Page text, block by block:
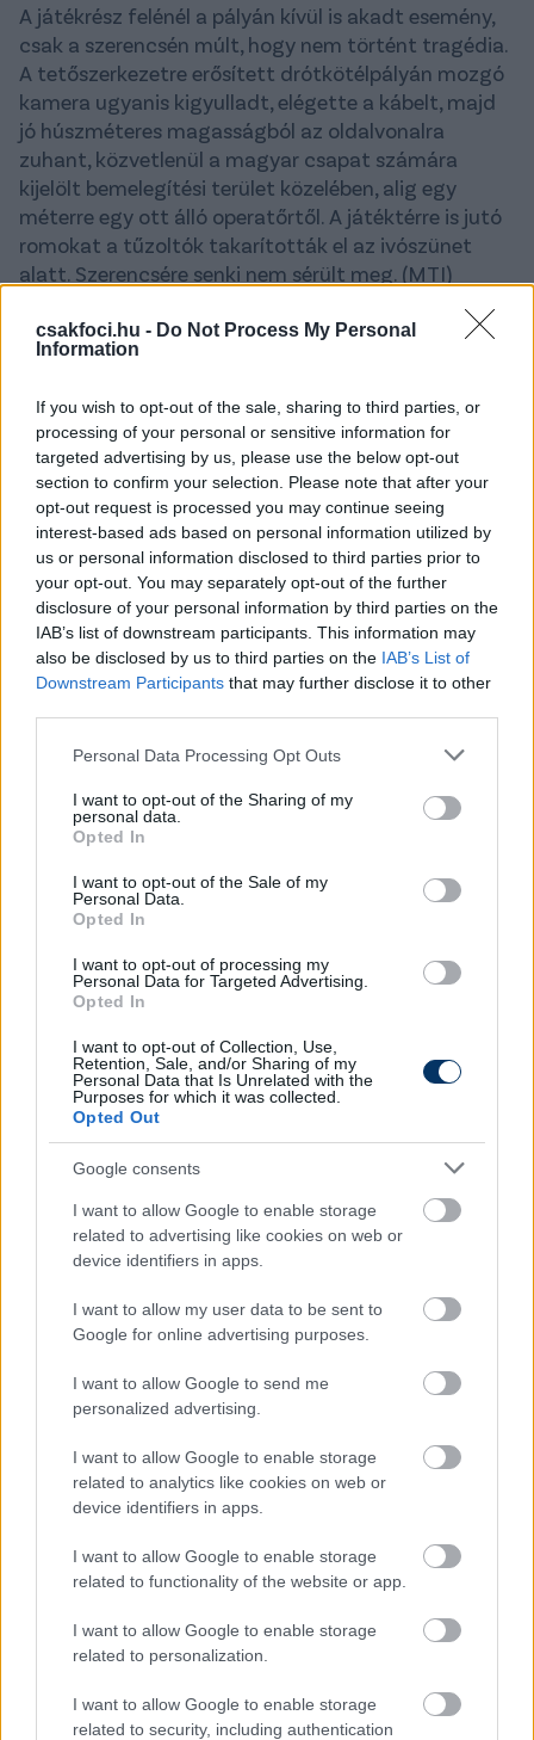
csakfoci.hu - Do Not Process My Personal
Information
If you wish to opt-out of the sale, sharing to third parties, or
processing of your personal or sensitive information for
targeted advertising by us, please use the below opt-out
section to confirm your selection. Please note that after your
opt-out request is processed you may continue seeing
interest-based ads based on personal information utilized by
us or personal information disclosed to third parties prior to
your opt-out. You may separately opt-out of the further
disclosure of your personal information by third parties on the
IAB’s list of downstream participants. This information may
also be disclosed by us to third parties on the IAB’s List of
Downstream Participants that may further disclose it to other
Please note that this website/app uses one or more Google
not limited to your visit or usage behaviour. You may click to
grant or deny consent to Google and its third-party tags to
use your data for below specified purposes in below Google
consent section.
Personal Data Processing Opt Outs
I want to opt-out of the Sharing of my
personal data.
Opted In
I want to opt-out of the Sale of my
Personal Data.
Opted In
I want to opt-out of processing my
Personal Data for Targeted Advertising.
Opted In
I want to opt-out of Collection, Use,
Retention, Sale, and/or Sharing of my
Personal Data that Is Unrelated with the
Purposes for which it was collected.
Opted Out
Google consents
I want to allow Google to enable storage
related to advertising like cookies on web or
device identifiers in apps.
I want to allow my user data to be sent to
Google for online advertising purposes.
I want to allow Google to send me
personalized advertising.
I want to allow Google to enable storage
related to analytics like cookies on web or
device identifiers in apps.
I want to allow Google to enable storage
related to functionality of the website or app.
I want to allow Google to enable storage
related to personalization.
I want to allow Google to enable storage
related to security, including authentication
A játékrész felénél a pályán kívül is akadt esemény,
csak a szerencsén múlt, hogy nem történt tragédia.
A tetőszerkezetre erősített drótkötélpályán mozgó
kamera ugyanis kigyulladt, elégette a kábelt, majd
jó húszméteres magasságból az oldalvonalra
zuhant, közvetlenül a magyar csapat számára
kijelölt bemelegítési terület közelében, alig egy
méterre egy ott álló operatőrtől. A játéktérre is jutó
romokat a tűzoltók takarították el az ivószünet
alatt. Szerencsére senki nem sérült meg. (MTI)
Watch big#footballdrama at European
qualifiers!#Spidercam
friendly just meters from cameraman
pic.twitter.com/vIzGVHB2q1
— Kazinform (@kazinform_eng)June 10, 2026
Macaristan–Kazakistan maçında bir kamera
sahaya düştü.pic.twitter.com/q22EaNNyP6
— Popüler Gazete (@populergazete)June 10,
2026
match 😳🎥pic.twitter.com/qN563cCKne
— CentreGoals. (@centregoals)June 10, 2026
Rossi agresszív transzról is beszélt:
"Nem egy elit csapat vagyunk,
nincsenek barátságos meccsek" -
Marco Rossi szerint a Kazahsztán elleni mérkőzés
mennyire fontos a maximális koncentráció már a
kezdő sípszótól.
Elolvasom
Itt állíthatod be, hogy a Csakfoci az elsők
között legyen a Google-találatokban
Tetszett a cikk? Megosztanád?
Link másolása Email küldés